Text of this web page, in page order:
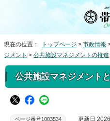
現在の位置： トップページ > 市政情報
ジメント > 公共施設マネジメントの推進
公共施設マネジメント
ページ番号1003534 更新日 2026